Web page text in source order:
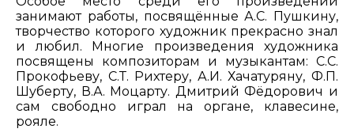
занимают работы, посвящённые А.С. Пушкину,
творчество которого художник прекрасно знал
и любил. Многие произведения художника
посвящены композиторам и музыкантам: С.С.
Прокофьеву, С.Т. Рихтеру, А.И. Хачатуряну, Ф.П.
Шуберту, В.А. Моцарту. Дмитрий Фёдорович и
сам свободно играл на органе, клавесине,
рояле.